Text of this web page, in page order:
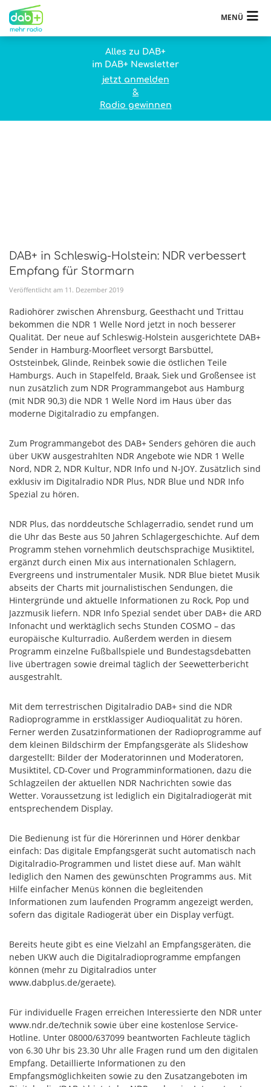
MENÜ
Alles zu DAB+
im DAB+ Newsletter
jetzt anmelden
&
Radio gewinnen
DAB+ in Schleswig-Holstein: NDR verbessert
Empfang für Stormarn
Veröffentlicht am 11 . Dezember 2019
Radiohörer zwischen Ahrensburg, Geesthacht und Trittau
bekommen die NDR 1 Welle Nord jetzt in noch besserer
Qualität. Der neue auf Schleswig-Holstein ausgerichtete DAB+
Sender in Hamburg-Moorfleet versorgt Barsbüttel,
Oststeinbek, Glinde, Reinbek sowie die östlichen Teile
Hamburgs. Auch in Stapelfeld, Braak, Siek und Großensee ist
nun zusätzlich zum NDR Programmangebot aus Hamburg
(mit NDR 90,3) die NDR 1 Welle Nord im Haus über das
moderne Digitalradio zu empfangen.
Zum Programmangebot des DAB+ Senders gehören die auch
über UKW ausgestrahlten NDR Angebote wie NDR 1 Welle
Nord, NDR 2, NDR Kultur, NDR Info und N-JOY. Zusätzlich sind
exklusiv im Digitalradio NDR Plus, NDR Blue und NDR Info
Spezial zu hören.
NDR Plus, das norddeutsche Schlagerradio, sendet rund um
die Uhr das Beste aus 50 Jahren Schlagergeschichte. Auf dem
Programm stehen vornehmlich deutschsprachige Musiktitel,
ergänzt durch einen Mix aus internationalen Schlagern,
Evergreens und instrumentaler Musik. NDR Blue bietet Musik
abseits der Charts mit journalistischen Sendungen, die
Hintergründe und aktuelle Informationen zu Rock, Pop und
Jazzmusik liefern. NDR Info Spezial sendet über DAB+ die ARD
Infonacht und werktäglich sechs Stunden COSMO – das
europäische Kulturradio. Außerdem werden in diesem
Programm einzelne Fußballspiele und Bundestagsdebatten
live übertragen sowie dreimal täglich der Seewetterbericht
ausgestrahlt.
Mit dem terrestrischen Digitalradio DAB+ sind die NDR
Radioprogramme in erstklassiger Audioqualität zu hören.
Ferner werden Zusatzinformationen der Radioprogramme auf
dem kleinen Bildschirm der Empfangsgeräte als Slideshow
dargestellt: Bilder der Moderatorinnen und Moderatoren,
Musiktitel, CD-Cover und Programminformationen, dazu die
Schlagzeilen der aktuellen NDR Nachrichten sowie das
Wetter. Voraussetzung ist lediglich ein Digitalradiogerät mit
entsprechendem Display.
Die Bedienung ist für die Hörerinnen und Hörer denkbar
einfach: Das digitale Empfangsgerät sucht automatisch nach
Digitalradio-Programmen und listet diese auf. Man wählt
lediglich den Namen des gewünschten Programms aus. Mit
Hilfe einfacher Menüs können die begleitenden
Informationen zum laufenden Programm angezeigt werden,
sofern das digitale Radiogerät über ein Display verfügt.
Bereits heute gibt es eine Vielzahl an Empfangsgeräten, die
neben UKW auch die Digital­radioprogramme empfangen
können (mehr zu Digitalradios unter
www.dabplus.de/geraete).
Für individuelle Fragen erreichen Interessierte den NDR unter
www.ndr.de/technik sowie über eine kostenlose Service-
Hotline. Unter 08000/637099 beantworten Fachleute täglich
von 6.30 Uhr bis 23.30 Uhr alle Fragen rund um den digitalen
Empfang. Detaillierte Informationen zu den
Empfangsmöglichkeiten sowie zu den Zusatzangeboten im